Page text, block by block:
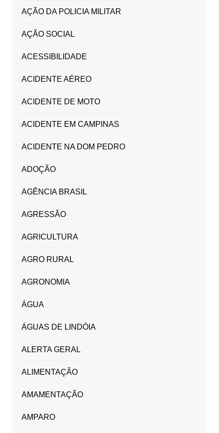
AÇÃO DA POLICIA MILITAR
AÇÃO SOCIAL
ACESSIBILIDADE
ACIDENTE AÉREO
ACIDENTE DE MOTO
ACIDENTE EM CAMPINAS
ACIDENTE NA DOM PEDRO
ADOÇÃO
AGÊNCIA BRASIL
AGRESSÃO
AGRICULTURA
AGRO RURAL
AGRONOMIA
ÁGUA
ÁGUAS DE LINDÓIA
ALERTA GERAL
ALIMENTAÇÃO
AMAMENTAÇÃO
AMPARO